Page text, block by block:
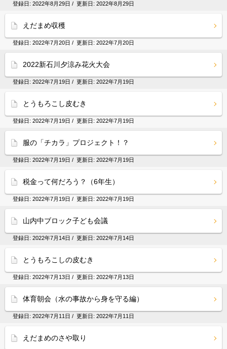
登録日: 2022年8月29日 / 更新日: 2022年8月29日
えだまめ収穫
登録日: 2022年7月20日 / 更新日: 2022年7月20日
2022新石川夕涼み花火大会
登録日: 2022年7月19日 / 更新日: 2022年7月19日
とうもろこし皮むき
登録日: 2022年7月19日 / 更新日: 2022年7月19日
服の「チカラ」プロジェクト！？
登録日: 2022年7月19日 / 更新日: 2022年7月19日
税金って何だろう？（6年生）
登録日: 2022年7月19日 / 更新日: 2022年7月19日
山内中ブロック子ども会議
登録日: 2022年7月14日 / 更新日: 2022年7月14日
とうもろこしの皮むき
登録日: 2022年7月13日 / 更新日: 2022年7月13日
体育朝会（水の事故から身を守る編）
登録日: 2022年7月11日 / 更新日: 2022年7月11日
えだまめのさや取り